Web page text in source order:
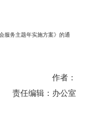
服务主题年实施方案》的通
作者：
责任编辑：办公室